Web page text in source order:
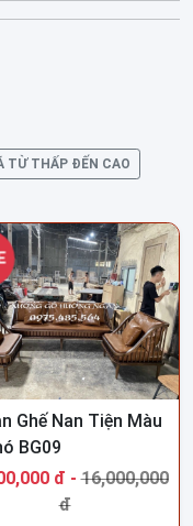
TỪ THẤP ĐẾN CAO
Ghế Nan Tiện Màu
BG09
đ -16,000,000
đ